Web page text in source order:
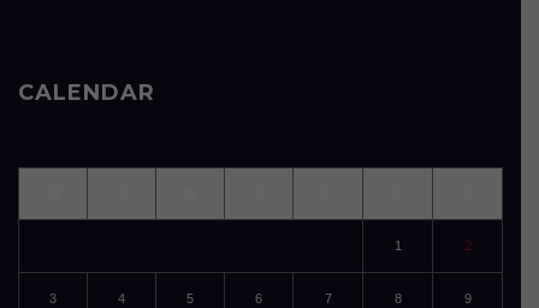
CALENDAR
1 2
3 4 5 6 7 8 9